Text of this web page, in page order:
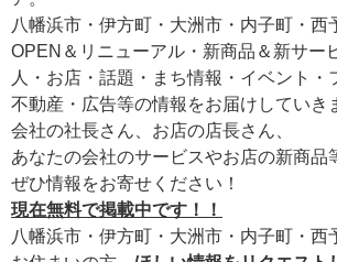
八幡浜市・伊方町・大洲市・内子町・西
OPEN＆リニューアル・新商品＆新サー
人・お店・話題・まち情報・イベント・
不動産・広告等の情報をお届けしていき
会社の社長さん、お店の店長さん、
あなたの会社のサービスやお店の新商品
ぜひ情報をお寄せください！
現在無料で掲載中です！！
八幡浜市・伊方町・大洲市・内子町・西